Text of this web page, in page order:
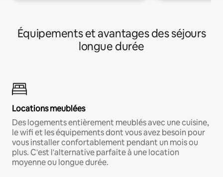
Équipements et avantages des séjours
longue durée
Locations meublées
Des logements entièrement meublés avec une cuisine,
le wifi et les équipements dont vous avez besoin pour
vous installer confortablement pendant un mois ou
plus. C'est l'alternative parfaite à une location
moyenne ou longue durée.